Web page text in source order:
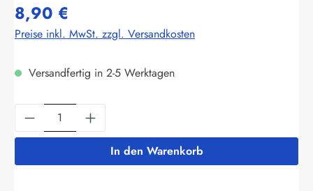
8,90 €
Preise inkl. MwSt. zzgl. Versandkosten
Versandfertig in 2-5 Werktagen
Produkt Anzahl: Gib den gewünschten
In den Warenkorb